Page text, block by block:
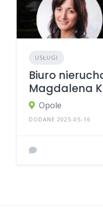
USŁUGI
Biuro
Magdalena
Opole
DODANE 2025-05-16